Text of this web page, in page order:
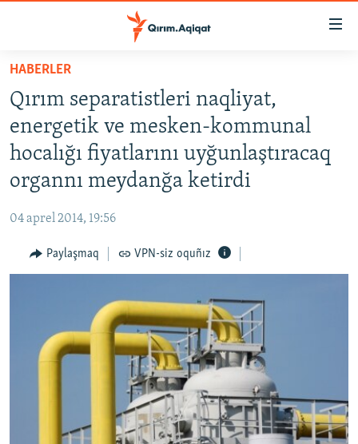
Esas
qaytmaq
Baş
navigatsiyağa
qaytmaq
Qıdıruvğa
SİYASET
İQTİSADİYAT
İNSAN AQLARI
VİDEO
FİKİR
HABERLER
Qırım separatistleri naqliyat,
energetik ve mesken-kommunal
hocalığı fiyatlarını uyğunlaştıracaq
organnı meydanğa ketirdi
04 aprel 2014, 19:56
Paylaşmaq VPN-siz oquñız